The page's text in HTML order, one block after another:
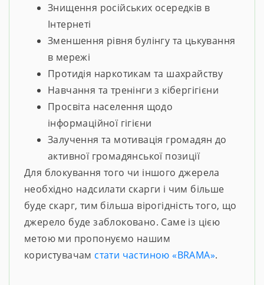
Знищення російських осередків в
Інтернеті
Зменшення рівня булінгу та цькування
в мережі
Протидія наркотикам та шахрайству
Навчання та тренінги з кібергігієни
Просвіта населення щодо
інформаційної гігієни
Залучення та мотивація громадян до
активної громадянської позиції
Для блокування того чи іншого джерела
необхідно надсилати скарги і чим більше
буде скарг, тим більша вірогідність того, що
джерело буде заблоковано. Саме із цією
метою ми пропонуємо нашим
користувачам стати частиною «BRAMA».